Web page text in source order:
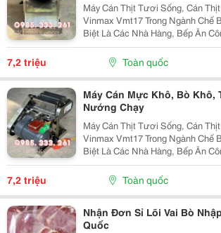
Máy Cán Thịt Tươi Sống, Cán
Vinmax Vmt17 Trong Ngành Chế Biến Thực Phẩm, Đặc
Biệt Là Các Nhà Hàng, Bếp Ăn
Kinh Doanh Thực Phẩm, Việc Sơ
Chóng Và Đảm Bảo Thẩm Mỹ Là
7,2 triệu Toàn quốc
Máy Cán Mực Khô, Bò Khô,
Nướng Chạy
Máy Cán Thịt Tươi Sống, Cán
Vinmax Vmt17 Trong Ngành Chế Biến Thực Phẩm, Đặc
Biệt Là Các Nhà Hàng, Bếp Ăn
Kinh Doanh Thực Phẩm, Việc Sơ
Chóng Và Đảm Bảo Thẩm Mỹ Là
7,2 triệu Toàn quốc
Nhận Đơn Sỉ Lõi Vai Bò
Quốc